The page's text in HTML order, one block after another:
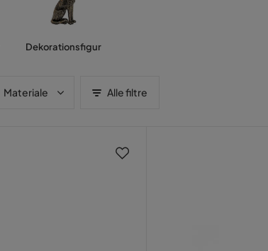
Dekorationsfigur
Materiale Alle filtre